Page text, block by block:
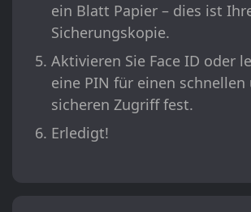
ein Blatt Papier – dies ist
Sicherungskopie.
Aktivieren Sie Face ID oder
eine PIN für einen schnellen
sicheren Zugriff fest.
Erledigt!